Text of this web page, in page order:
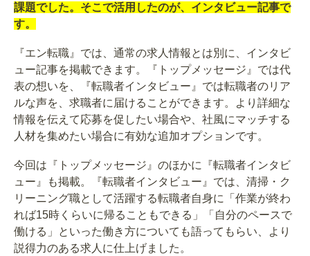
課題でした。そこで活用したのが、インタビュー記事で
す。
『エン転職』では、通常の求人情報とは別に、インタビ
ュー記事を掲載できます。『トップメッセージ』では代
表の想いを、『転職者インタビュー』では転職者のリア
ルな声を、求職者に届けることができます。より詳細な
情報を伝えて応募を促したい場合や、社風にマッチする
人材を集めたい場合に有効な追加オプションです。
今回は『トップメッセージ』のほかに『転職者インタビ
ュー』も掲載。『転職者インタビュー』では、清掃・ク
リーニング職として活躍する転職者自身に「作業が終わ
れば15時くらいに帰ることもできる」「自分のペースで
働ける」といった働き方についても語ってもらい、より
説得力のある求人に仕上げました。